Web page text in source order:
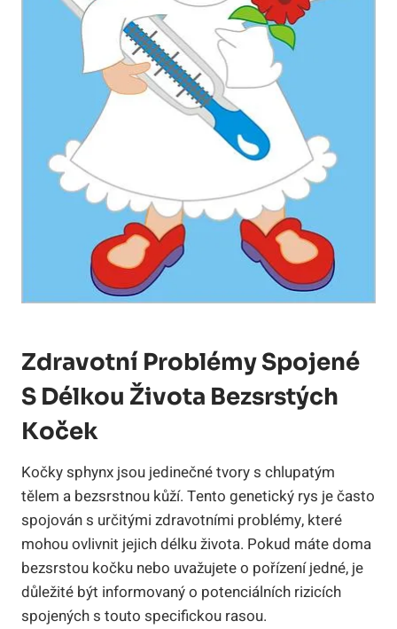
Zdravotní Problémy Spojené
S Délkou Života Bezsrstých
Koček
Kočky sphynx jsou jedinečné tvory s chlupatým
tělem a bezsrstnou kůží. Tento genetický rys je často
spojován s určitými zdravotními problémy, které
mohou ovlivnit jejich délku života. Pokud máte doma
bezsrstou kočku nebo uvažujete o pořízení jedné, je
důležité být informovaný o potenciálních rizicích
spojených s touto specifickou rasou.